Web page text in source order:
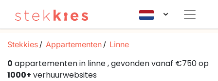
Stekkies Appartementen Linne
0 appartementen in linne , gevonden vanaf €750 op
1000+ verhuurwebsites